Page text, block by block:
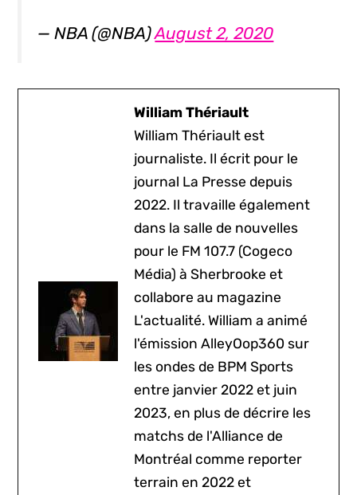
— NBA (@NBA)August 2, 2020
William Thériault
William Thériault est
journaliste. Il écrit pour le
journal La Presse depuis
2022. Il travaille également
dans la salle de nouvelles
pour le FM 107.7 (Cogeco
Média) à Sherbrooke et
collabore au magazine
L'actualité. William a animé
l'émission AlleyOop360 sur
les ondes de BPM Sports
entre janvier 2022 et juin
2023, en plus de décrire les
matchs de l'Alliance de
Montréal comme reporter
terrain en 2022 et